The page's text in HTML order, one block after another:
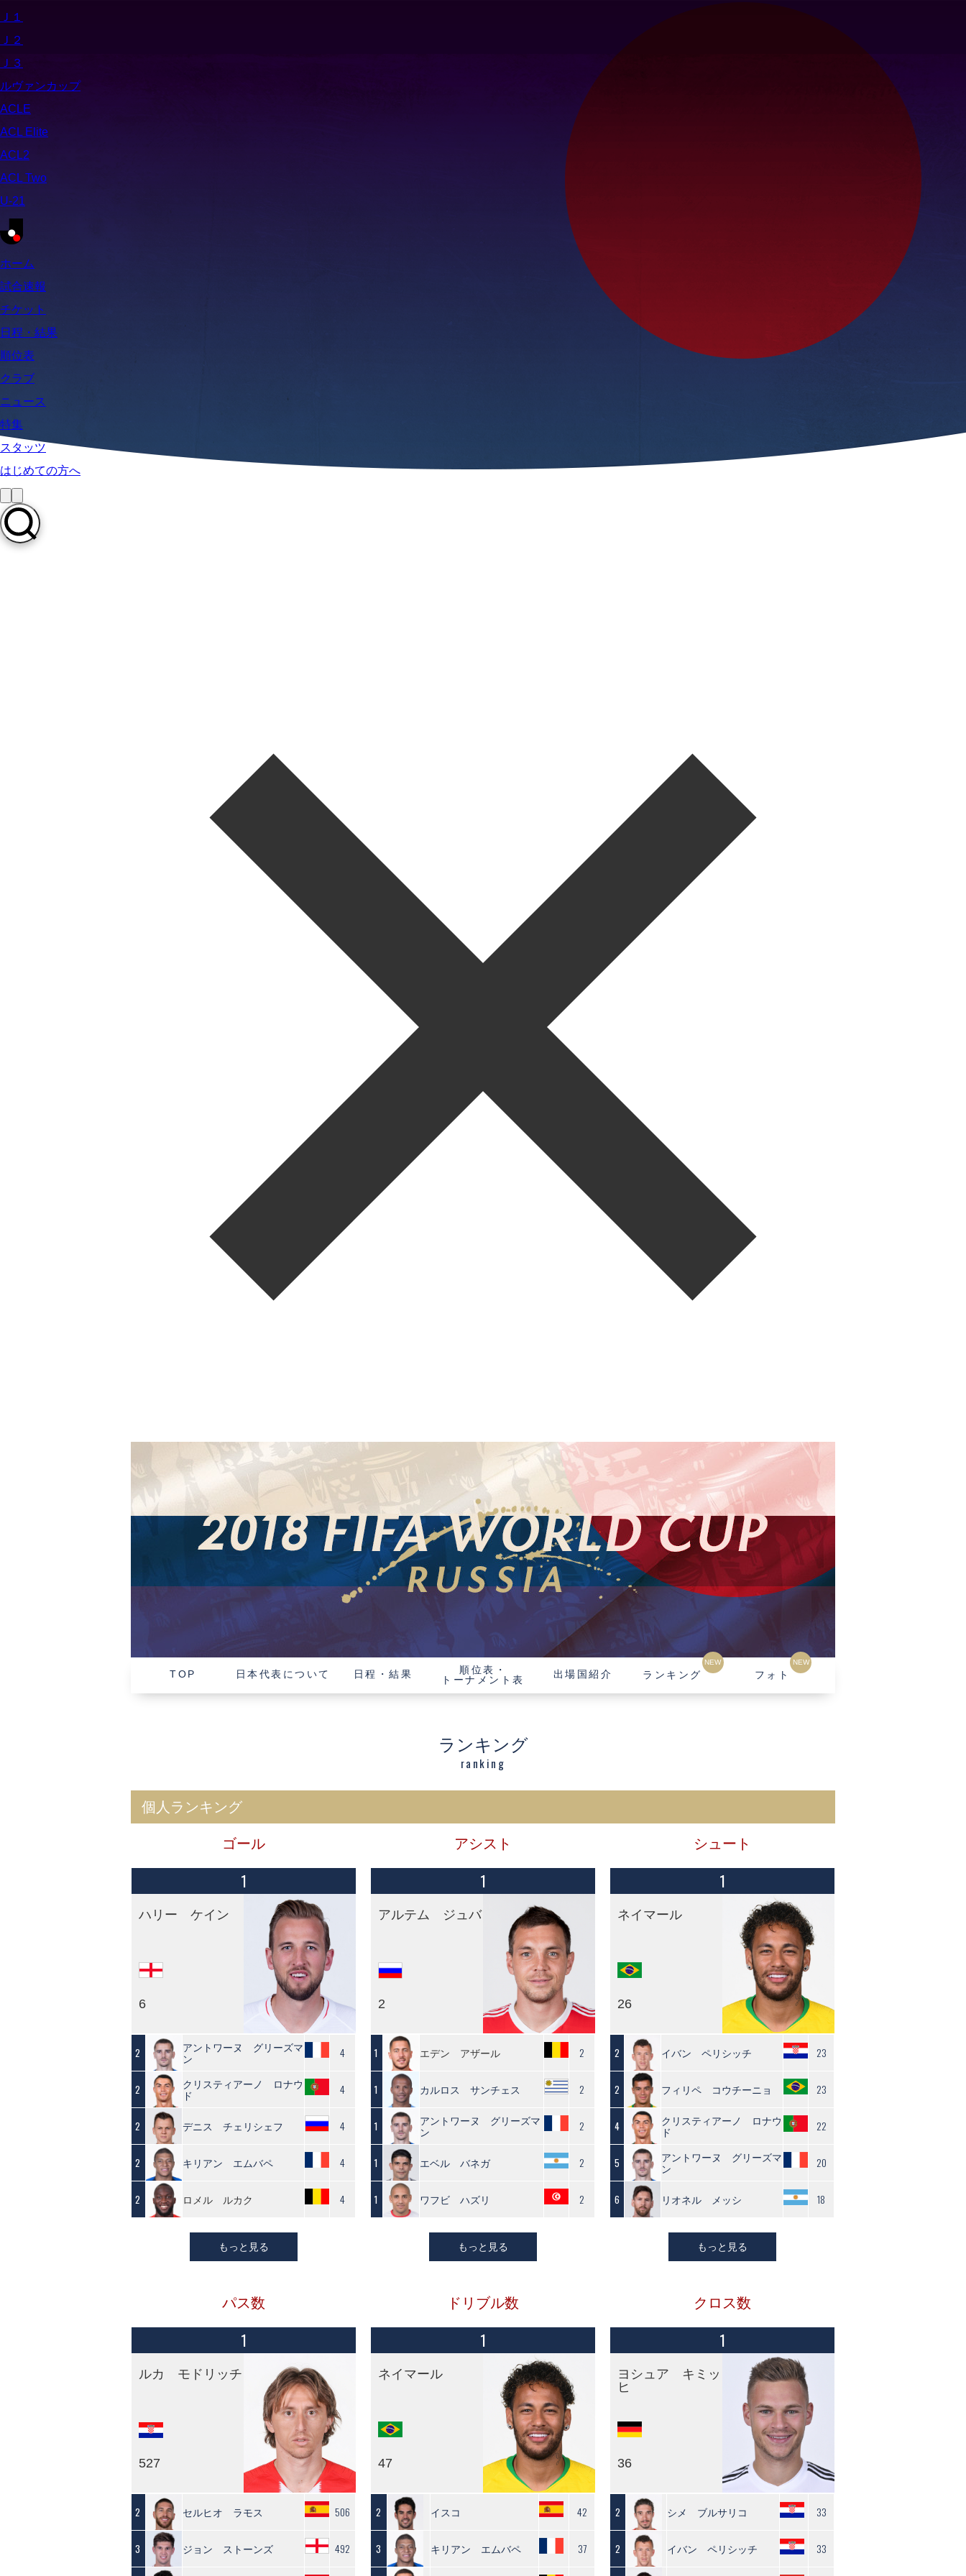
TOP 日本代表について 日程・結果
順位表・
トーナメント表
出場国紹介 ランキング
NEW
フォト
NEW
ランキング
ranking
個人ランキング
ゴール
1
ハリー ケイン
6
2 アントワーヌ グリーズマ
ン 4
2 クリスティアーノ ロナウ
ド 4
2 デニス チェリシェフ 4
2 キリアン エムバペ 4
2 ロメル ルカク 4
もっと見る
アシスト
1
アルテム ジュバ
2
1 エデン アザール 2
1 カルロス サンチェス 2
1 アントワーヌ グリーズマ
ン 2
1 エベル バネガ 2
1 ワフビ ハズリ 2
もっと見る
シュート
1
ネイマール
26
2 イバン ペリシッチ 23
2 フィリペ コウチーニョ 23
4 クリスティアーノ ロナウ
ド 22
5 アントワーヌ グリーズマ
ン 20
6 リオネル メッシ 18
もっと見る
パス数
1
ルカ モドリッチ
527
2 セルヒオ ラモス 506
3 ジョン ストーンズ 492
ドリブル数
1
ネイマール
47
2 イスコ 42
3 キリアン エムバペ 37
クロス数
1
ヨシュア キミッ
ヒ
36
2 シメ ブルサリコ 33
2 イバン ペリシッチ 33